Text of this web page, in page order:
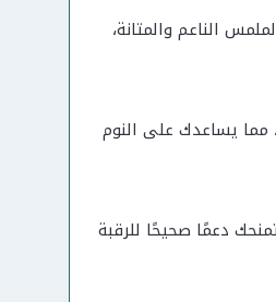
الناعم والمتانة،
يساعدك على النوم
دعمًا صحيحًا للرقبة